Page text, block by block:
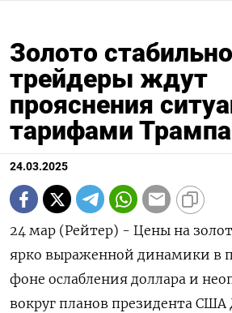
Золото
трейдеры ждут
прояснения
тарифами Трампа
24.03.2025
24 мар (Рейтер) - Цены на
ярко выраженной динамики в
фоне ослабления доллара и
вокруг планов президента США